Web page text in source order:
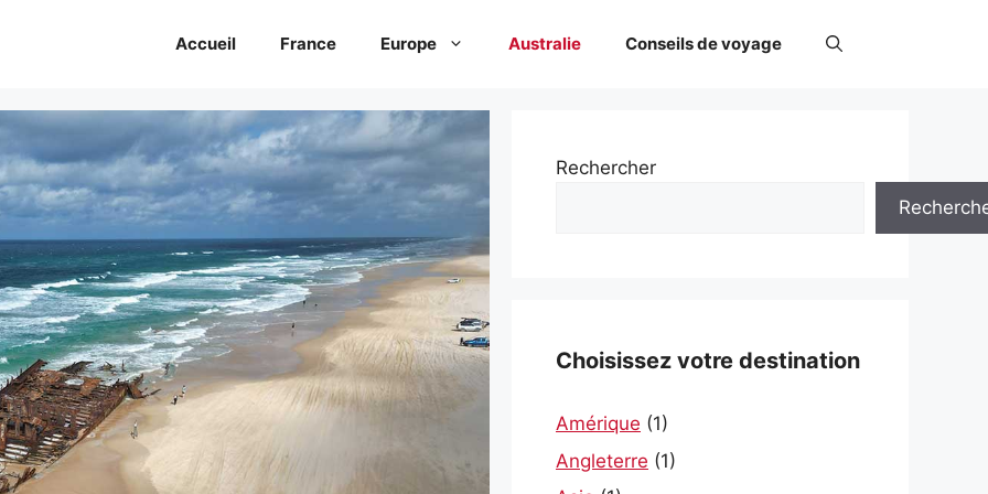
Accueil France Europe Australie Conseils de voyage
Rechercher
Choisissez votre destination
Amérique (1)
Angleterre (1)